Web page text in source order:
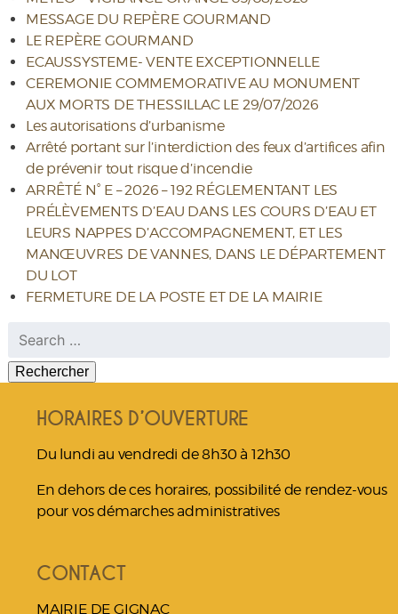
MESSAGE DU REPÈRE GOURMAND
LE REPÈRE GOURMAND
ECAUSSYSTEME- VENTE EXCEPTIONNELLE
CEREMONIE COMMEMORATIVE AU MONUMENT
AUX MORTS DE THESSILLAC LE 29/07/2026
Les autorisations d’urbanisme
Arrêté portant sur l’interdiction des feux d’artifices afin
de prévenir tout risque d’incendie
ARRÊTÉ N° E – 2026 – 192 RÉGLEMENTANT LES
PRÉLÈVEMENTS D’EAU DANS LES COURS D’EAU ET
LEURS NAPPES D’ACCOMPAGNEMENT, ET LES
MANŒUVRES DE VANNES, DANS LE DÉPARTEMENT
DU LOT
FERMETURE DE LA POSTE ET DE LA MAIRIE
Rechercher :
HORAIRES D’OUVERTURE
Du lundi au vendredi de 8h30 à 12h30
En dehors de ces horaires, possibilité de rendez-vous
pour vos démarches administratives
CONTACT
MAIRIE DE GIGNAC